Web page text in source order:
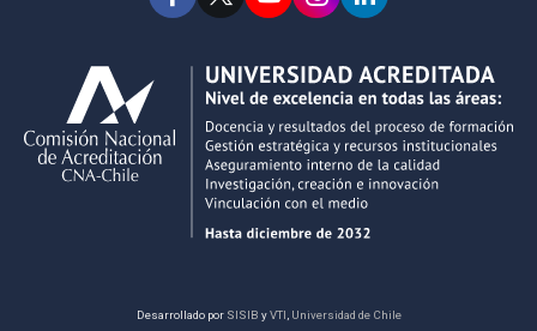
Desarrollado por SISIB yVTI Universidad de Chile